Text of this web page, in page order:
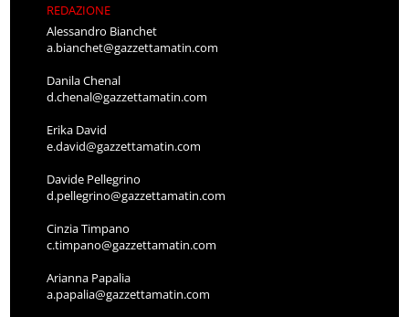
REDAZIONE
Alessandro Bianchet
a.bianchet@gazzettamatin.com
Danila Chenal
d.chenal@gazzettamatin.com
Erika David
e.david@gazzettamatin.com
Davide Pellegrino
d.pellegrino@gazzettamatin.com
Cinzia Timpano
c.timpano@gazzettamatin.com
Arianna Papalia
a.papalia@gazzettamatin.com